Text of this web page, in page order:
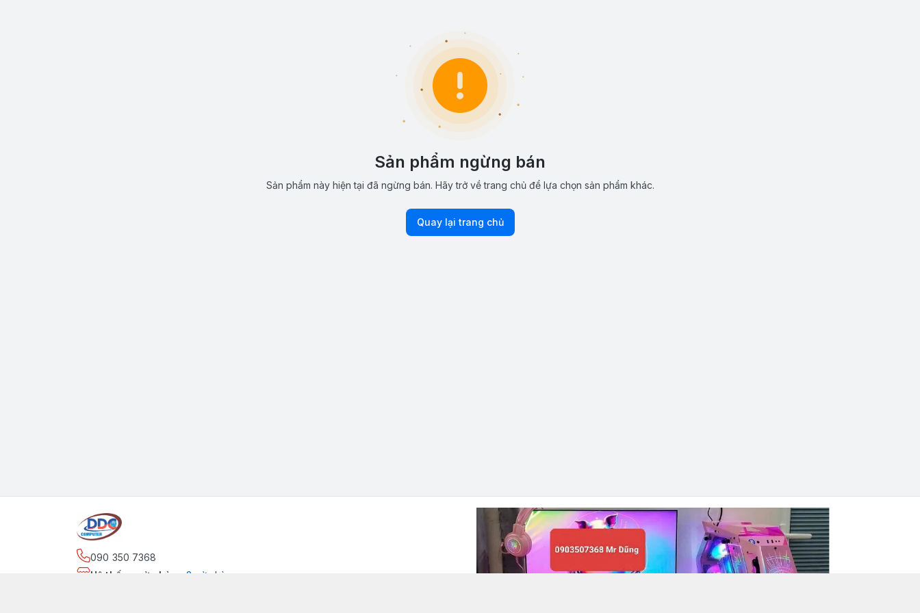
Sản phẩm ngừng bán
Sản phẩm này hiện tại đã ngừng bán. Hãy trở về trang chủ để lựa chọn sản phẩm khác.
Quay lại trang chủ
090 350 7368
Hệ thống cửa hàng
:2
cửa hàng